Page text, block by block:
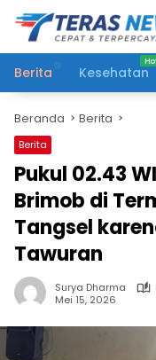
Langsung
konten
Berita
Kesehatan
Beranda Berita
Berita
Pukul 02.43
Brimob di
Tangsel
Tawuran
Surya Dharma
Mei 15, 2026